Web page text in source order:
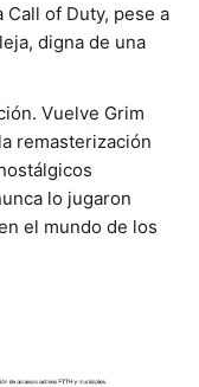
Call of Duty, pese a
digna de una
Vuelve Grim
remasterización
lo jugaron
el mundo de los